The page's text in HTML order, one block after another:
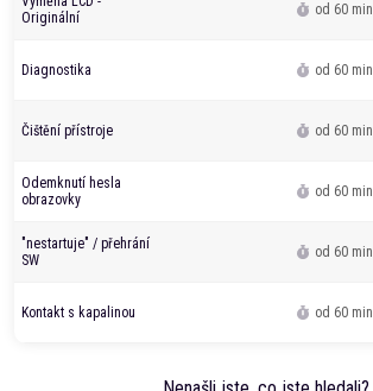
Originální
od 60 min
Diagnostika od 60 min
Čištění přístroje od 60 min
Odemknutí hesla
obrazovky
od 60 min
"nestartuje" / přehrání
SW
od 60 min
Kontakt s kapalinou od 60 min